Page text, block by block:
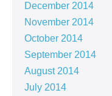
December 2014
November 2014
October 2014
September 2014
August 2014
July 2014